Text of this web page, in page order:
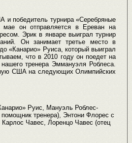
победитель турнира «Серебряные
мае он отправляется в Ереван на
Эрик в январе выиграл турнир
Он занимает третье место в
«Канарио» Руиса, который выиграл
что в 2010 году он поедет на
тренера Эммануэля Роблеса.
США на следующих Олимпийских
Руис, Мануэль Роблес-
тренера), Энтони Флорес с
Чавес, Лоренцо Чавес (отец